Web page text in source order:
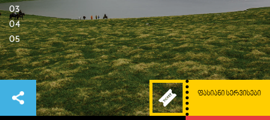
03
04
05
ᲤᲐᲡᲘᲐᲜᲘ ᲡᲔᲠᲕᲘᲡᲔᲑᲘ